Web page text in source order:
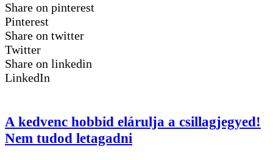
Share on pinterest
Pinterest
Share on twitter
Twitter
Share on linkedin
LinkedIn
A kedvenc hobbid elárulja a csillagjegyed!
Nem tudod letagadni